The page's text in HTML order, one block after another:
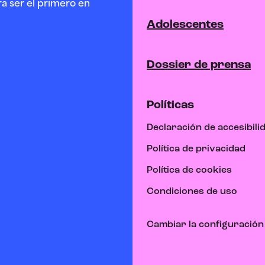
ser el primero en
Adolescentes
Dossier de prensa
Políticas
Declaración de
Política de privacidad
Política de cookies
Condiciones de uso
Cambiar la